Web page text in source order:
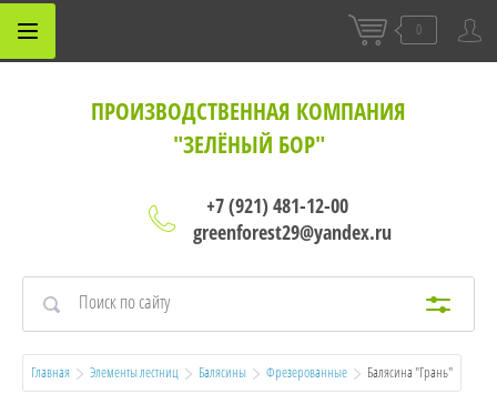
0
ПРОИЗВОДСТВЕННАЯ КОМПАНИЯ
"ЗЕЛЁНЫЙ БОР"
+7 (921) 481-12-00
greenforest29@yandex.ru
Главная Элементы лестниц Балясины Фрезерованные
  Балясина "Грань"